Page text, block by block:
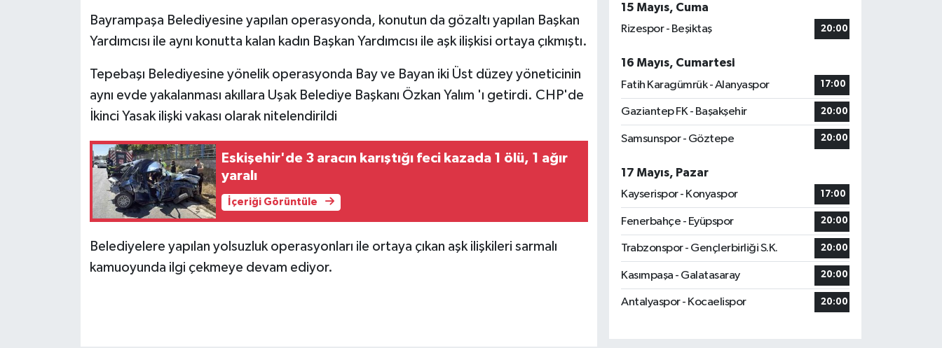
Bayrampaşa Belediyesine yapılan operasyonda, konutun da gözaltı yapılan Başkan
Yardımcısı ile aynı konutta kalan kadın Başkan Yardımcısı ile aşk ilişkisi ortaya çıkmıştı.
Tepebaşı Belediyesine yönelik operasyonda Bay ve Bayan iki Üst düzey yöneticinin
aynı evde yakalanması akıllara Uşak Belediye Başkanı Özkan Yalım 'ı getirdi. CHP'de
İkinci Yasak ilişki vakası olarak nitelendirildi
Eskişehir'de 3 aracın karıştığı feci kazada 1 ölü, 1 ağır
yaralı
İçeriği Görüntüle
Belediyelere yapılan yolsuzluk operasyonları ile ortaya çıkan aşk ilişkileri sarmalı
kamuoyunda ilgi çekmeye devam ediyor.
15 Mayıs, Cuma
Rizespor - Beşiktaş
20:00
16 Mayıs, Cumartesi
Fatih Karagümrük - Alanyaspor
17:00
Gaziantep FK - Başakşehir 20:00
Samsunspor - Göztepe 20:00
17 Mayıs, Pazar
Kayserispor - Konyaspor
17:00
Fenerbahçe - Eyüpspor 20:00
Trabzonspor - Gençlerbirliği S.K. 20:00
Kasımpaşa - Galatasaray 20:00
Antalyaspor - Kocaelispor 20:00